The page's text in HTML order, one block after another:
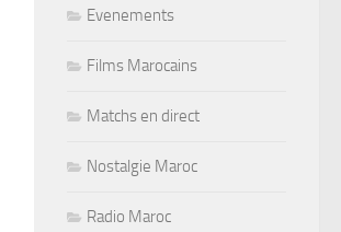
Evenements
Films Marocains
Matchs en direct
Nostalgie Maroc
Radio Maroc